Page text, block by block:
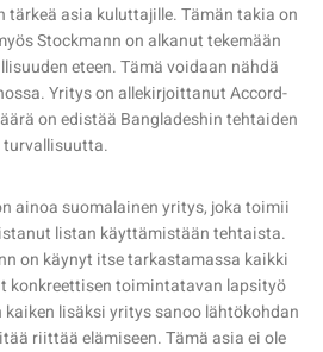
tärkeä asia kuluttajille. Tämän takia on
Stockmann on alkanut tekemään
eteen. Tämä voidaan nähdä
Yritys on allekirjoittanut Accord-
on edistää Bangladeshin tehtaiden
turvallisuutta.
ainoa suomalainen yritys, joka toimii
listan käyttämistään tehtaista.
on käynyt itse tarkastamassa kaikki
konkreettisen toimintatavan lapsityö
lisäksi yritys sanoo lähtökohdan
riittää elämiseen. Tämä asia ei ole